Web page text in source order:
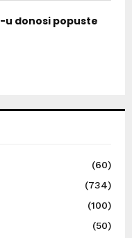
u donosi popuste
(60)
(734)
(100)
(50)